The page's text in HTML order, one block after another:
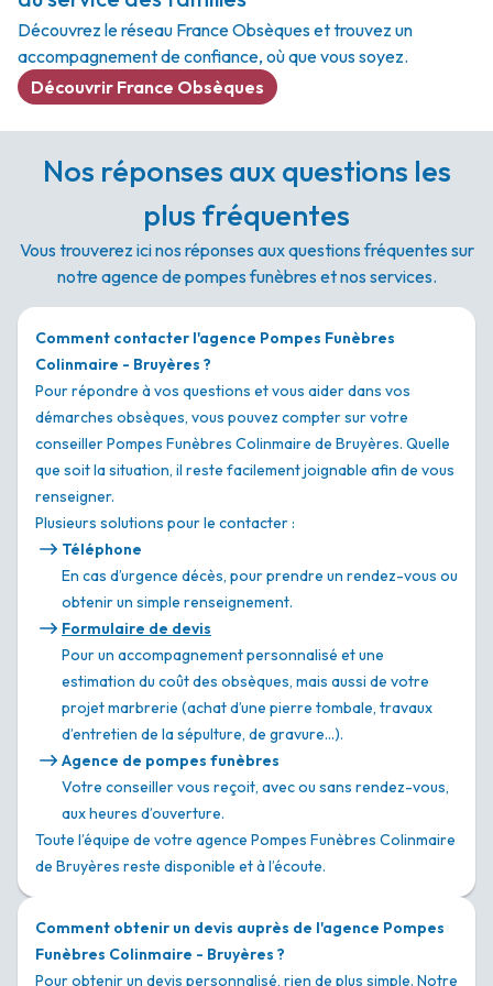
Découvrez le réseau France Obsèques et trouvez un
accompagnement de confiance, où que vous soyez.
Découvrir France Obsèques
Nos réponses aux questions les
plus fréquentes
Vous trouverez ici nos réponses aux questions fréquentes sur
notre agence de pompes funèbres et nos services.
Comment contacter l'agence Pompes Funèbres
Colinmaire - Bruyères ?
Pour répondre à vos questions et vous aider dans vos
démarches obsèques, vous pouvez compter sur votre
conseiller Pompes Funèbres Colinmaire de Bruyères. Quelle
que soit la situation, il reste facilement joignable afin de vous
renseigner.
Plusieurs solutions pour le contacter :
Téléphone
En cas d’urgence décès, pour prendre un rendez-vous ou
obtenir un simple renseignement.
Formulaire de devis
Pour un accompagnement personnalisé et une
estimation du coût des obsèques, mais aussi de votre
projet marbrerie (achat d’une pierre tombale, travaux
d’entretien de la sépulture, de gravure…).
Agence de pompes funèbres
Votre conseiller vous reçoit, avec ou sans rendez-vous,
aux heures d’ouverture.
Toute l’équipe de votre agence Pompes Funèbres Colinmaire
de Bruyères reste disponible et à l’écoute.
Comment obtenir un devis auprès de l'agence Pompes
Funèbres Colinmaire - Bruyères ?
Pour obtenir un devis personnalisé, rien de plus simple. Notre